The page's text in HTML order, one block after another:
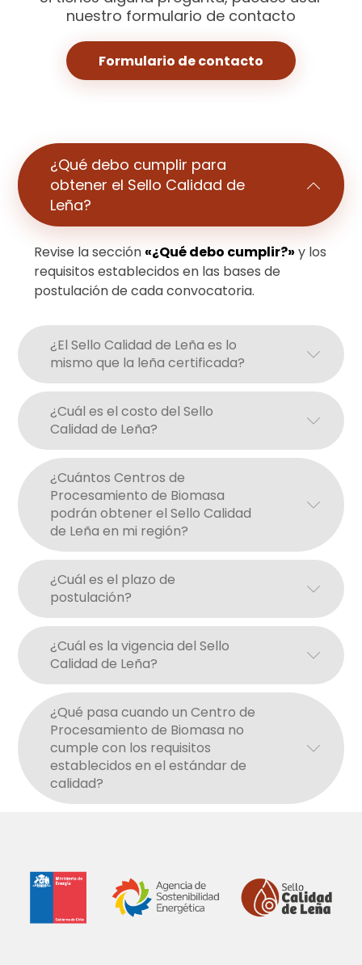
nuestro formulario de contacto
Formulario de contacto
¿Qué debo cumplir para
obtener el Sello Calidad de
Leña?
Revise la sección«¿Qué debo cumplir?» y los
requisitos establecidos en las bases de
postulación de cada convocatoria.
¿El Sello Calidad de Leña es lo
mismo que la leña certificada?
¿Cuál es el costo del Sello
Calidad de Leña?
¿Cuántos Centros de
Procesamiento de Biomasa
podrán obtener el Sello Calidad
de Leña en mi región?
¿Cuál es el plazo de
postulación?
¿Cuál es la vigencia del Sello
Calidad de Leña?
¿Qué pasa cuando un Centro de
Procesamiento de Biomasa no
cumple con los requisitos
establecidos en el estándar de
calidad?